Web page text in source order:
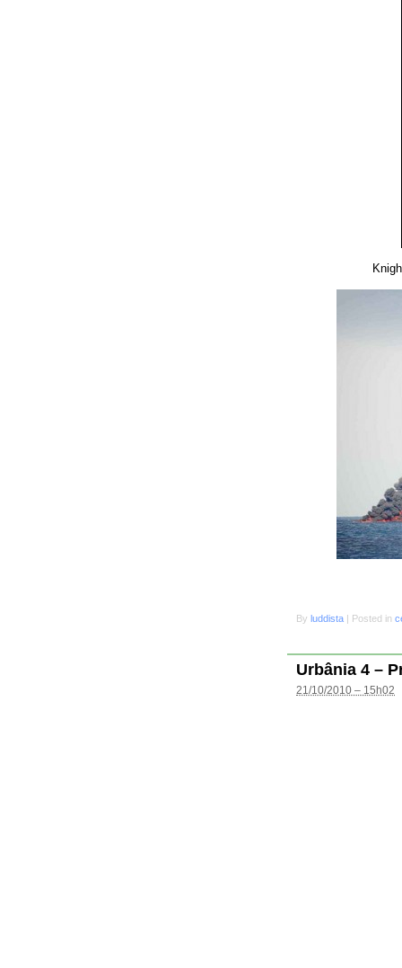
By luddista | Posted in
Urbânia 4 –
21/10/2010 – 15h02